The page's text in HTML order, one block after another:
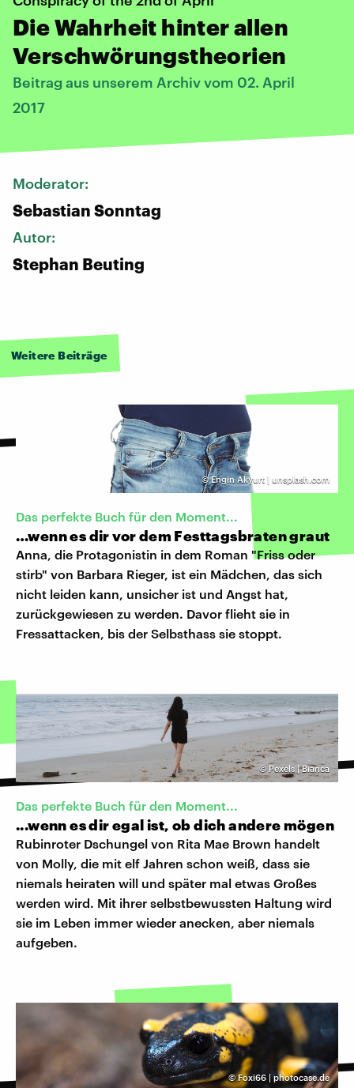
Die Wahrheit hinter allen
Verschwörungstheorien
Beitrag aus unserem Archiv vom 02. April
2017
Moderator:
Sebastian Sonntag
Autor:
Stephan Beuting
Weitere Beiträge
©Engin Akyurt | unsplash.com
Das perfekte Buch für den Moment...
…wenn es dir vor dem Festtagsbraten graut
Anna, die Protagonistin in dem Roman "Friss oder
stirb" von Barbara Rieger, ist ein Mädchen, das sich
nicht leiden kann, unsicher ist und Angst hat,
zurückgewiesen zu werden. Davor flieht sie in
Fressattacken, bis der Selbsthass sie stoppt.
©Pexels | Bianca
Das perfekte Buch für den Moment...
...wenn es dir egal ist, ob dich andere mögen
Rubinroter Dschungel von Rita Mae Brown handelt
von Molly, die mit elf Jahren schon weiß, dass sie
niemals heiraten will und später mal etwas Großes
werden wird. Mit ihrer selbstbewussten Haltung wird
sie im Leben immer wieder anecken, aber niemals
aufgeben.
©Foxi66 | photocase.de